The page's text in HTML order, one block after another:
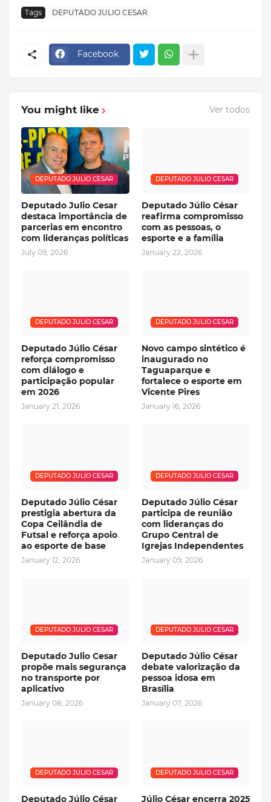
Tags DEPUTADO JULIO CESAR
Facebook
You might like Ver todos
DEPUTADO JULIO CESAR
Deputado Julio Cesar
destaca importância de
parcerias em encontro
com lideranças políticas
July 09, 2026
DEPUTADO JULIO CESAR
Deputado Júlio César
reafirma compromisso
com as pessoas, o
esporte e a família
January 22, 2026
DEPUTADO JULIO CESAR
Deputado Júlio César
reforça compromisso
com diálogo e
participação popular
em 2026
January 21, 2026
DEPUTADO JULIO CESAR
Novo campo sintético é
inaugurado no
Taguaparque e
fortalece o esporte em
Vicente Pires
January 16, 2026
DEPUTADO JULIO CESAR
Deputado Júlio César
prestigia abertura da
Copa Ceilândia de
Futsal e reforça apoio
ao esporte de base
January 12, 2026
DEPUTADO JULIO CESAR
Deputado Júlio César
participa de reunião
com lideranças do
Grupo Central de
Igrejas Independentes
January 09, 2026
DEPUTADO JULIO CESAR
Deputado Julio Cesar
propõe mais segurança
no transporte por
aplicativo
January 08, 2026
DEPUTADO JULIO CESAR
Deputado Júlio César
debate valorização da
pessoa idosa em
Brasília
January 07, 2026
DEPUTADO JULIO CESAR
Deputado Júlio César
DEPUTADO JULIO CESAR
Júlio César encerra 2025